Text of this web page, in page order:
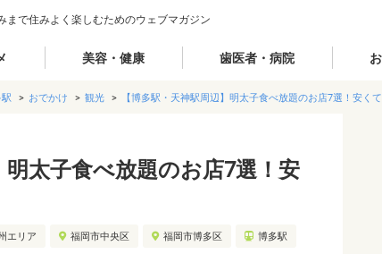
まで住みよく楽しむためのウェブマガジン
美容・健康 歯医者・病院
おでかけ 観光 【博多駅・天神駅周辺】明太子食べ放題のお店7選！安く
明太子食べ放題のお店7選！安
エリア 福岡市中央区 福岡市博多区 博多駅